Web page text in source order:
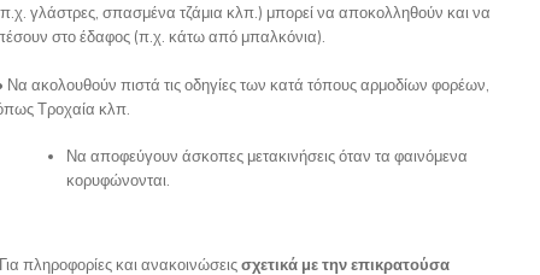
γλάστρες, σπασμένα τζάμια κλπ.) μπορεί να αποκολληθούν και να
στο έδαφος (π.χ. κάτω από μπαλκόνια).
Να ακολουθούν πιστά τις οδηγίες των κατά τόπους αρμοδίων φορέων,
Τροχαία κλπ.
Να αποφεύγουν άσκοπες μετακινήσεις όταν τα φαινόμενα
κορυφώνονται.
πληροφορίες και ανακοινώσειςσχετικά με την επικρατούσα